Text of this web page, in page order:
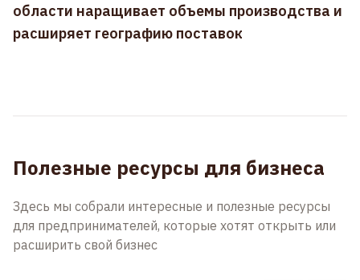
области наращивает объемы производства и
расширяет географию поставок
Полезные ресурсы для бизнеса
Здесь мы собрали интересные и полезные ресурсы
для предпринимателей, которые хотят открыть или
расширить свой бизнес